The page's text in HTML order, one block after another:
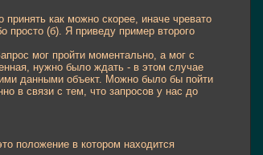
как можно скорее, иначе чревато
просто (б). Я приведу пример второго
мог пройти моментально, а мог с
нужно было ждать - в этом случае
данными объект. Можно было бы пойти
в связи с тем, что запросов у нас до
положение в котором находится